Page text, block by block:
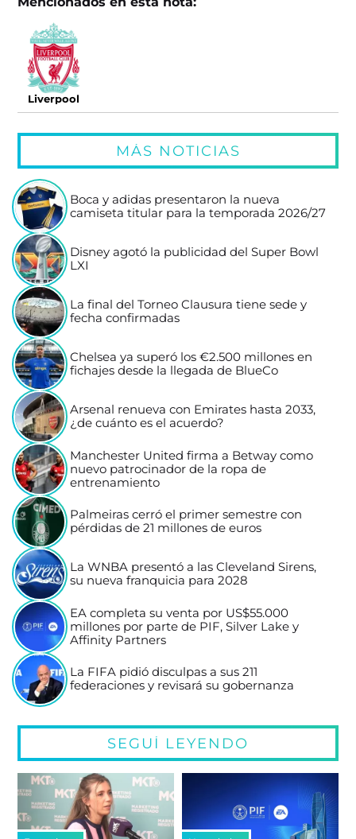
Liverpool
MÁS NOTICIAS
Boca y adidas presentaron la nueva
camiseta titular para la temporada 2026/27
Disney agotó la publicidad del Super Bowl
LXI
La final del Torneo Clausura tiene sede y
fecha confirmadas
Chelsea ya superó los €2.500 millones en
fichajes desde la llegada de BlueCo
Arsenal renueva con Emirates hasta 2033,
¿de cuánto es el acuerdo?
Manchester United firma a Betway como
nuevo patrocinador de la ropa de
entrenamiento
Palmeiras cerró el primer semestre con
pérdidas de 21 millones de euros
La WNBA presentó a las Cleveland Sirens,
su nueva franquicia para 2028
EA completa su venta por US$55.000
millones por parte de PIF, Silver Lake y
Affinity Partners
La FIFA pidió disculpas a sus 211
federaciones y revisará su gobernanza
SEGUÍ LEYENDO